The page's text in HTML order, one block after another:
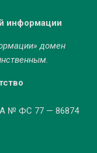
информации
домен
№ ФС 77 — 86874